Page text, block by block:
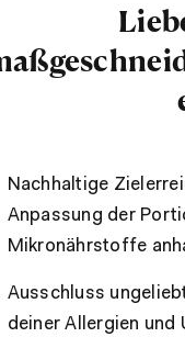
Nachhaltige
Anpassung der
Mikronährstoffe
Ausschluss
deiner Allergien und